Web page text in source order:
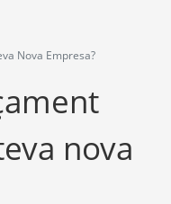
Nova Empresa?
nova